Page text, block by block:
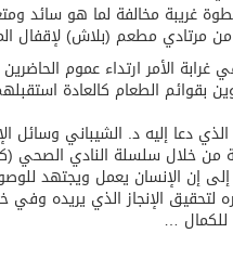
اتفاقية تطوير مصانع
غريبة مخالفة لما هو سائد
من مرتادي مطعم (بلاش) لإقفال
غرابة الأمر ارتداء عموم
بقوائم الطعام كالعادة
دعا إليه د. الشيباني
من خلال سلسلة النادي الصحي
إن الإنسان يعمل ويجتهد
لتحقيق الإنجاز الذي يريده
…